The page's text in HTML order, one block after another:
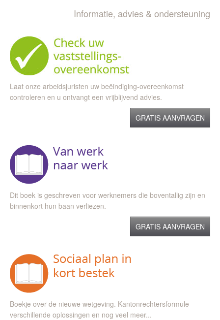
Informatie, advies & ondersteuning
Laat onze arbeidsjuristen uw beëindiging-overeenkomst
controleren en u ontvangt een vrijblijvend advies.
GRATIS AANVRAGEN
Dit boek is geschreven voor werknemers die boventallig zijn en
binnenkort hun baan verliezen.
GRATIS AANVRAGEN
Boekje over de nieuwe wetgeving. Kantonrechtersformule
verschillende oplossingen en nog veel meer...